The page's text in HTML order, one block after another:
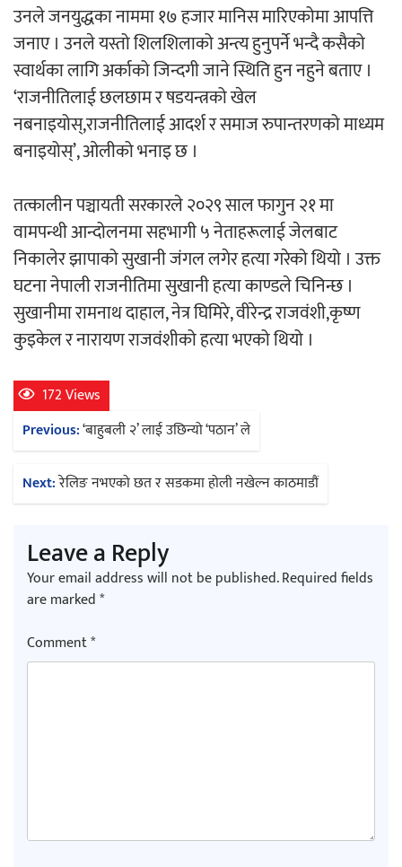
चलचित्र ‘माया भनेकै यस्तो होला’को शीर्ष गीत
सार्वजनिक
उनले जनयुद्धका नाममा १७ हजार मानिस मारिएकोमा आपत्ति
जनाए । उनले यस्तो शिलशिलाको अन्त्य हुनुपर्ने भन्दै कसैको
स्वार्थका लागि अर्काको जिन्दगी जाने स्थिति हुन नहुने बताए ।
‘राजनीतिलाई छलछाम र षडयन्त्रको खेल
नबनाइयोस्,राजनीतिलाई आदर्श र समाज रुपान्तरणको माध्यम
बनाइयोस्’, ओलीको भनाइ छ ।
तत्कालीन पञ्चायती सरकारले २०२९ साल फागुन २१ मा
वामपन्थी आन्दोलनमा सहभागी ५ नेताहरूलाई जेलबाट
निकालेर झापाको सुखानी जंगल लगेर हत्या गरेको थियो । उक्त
घटना नेपाली राजनीतिमा सुखानी हत्या काण्डले चिनिन्छ ।
सुखानीमा रामनाथ दाहाल, नेत्र घिमिरे, वीरेन्द्र राजवंशी,कृष्ण
कुइकेल र नारायण राजवंशीको हत्या भएको थियो ।
172 Views
Post
navigation
Previous:‘बाहुबली २’ लाई उछिन्यो ‘पठान’ ले
Next:रेलिङ नभएको छत र सडकमा होली नखेल्न काठमाडौं
Leave a Reply
Your email address will not be published.Required fields
are marked*
Comment*